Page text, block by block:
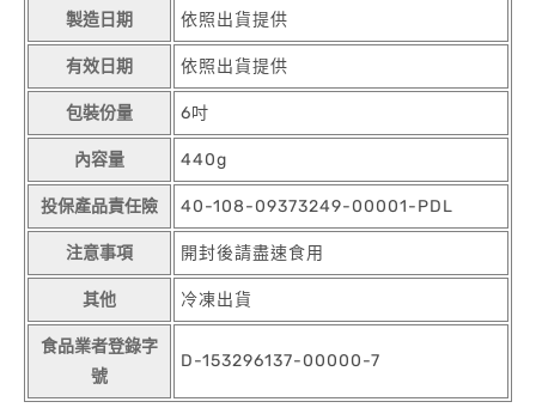
製造日期 依照出貨提供
有效日期 依照出貨提供
包裝份量 6吋
內容量 440g
投保產品責任險 40-108-09373249-00001-PDL
注意事項 開封後請盡速食用
其他 冷凍出貨
食品業者登錄字
號
D-153296137-00000-7